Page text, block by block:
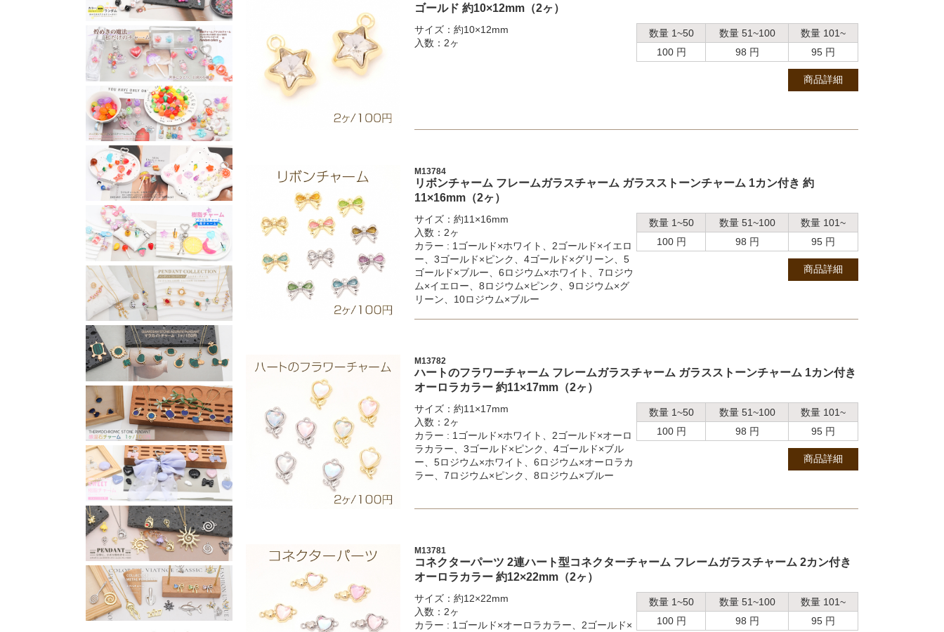
ゴールド 約10×12mm（2ヶ）
サイズ：約10×12mm
入数：2ヶ
数量 1~50 数量 51~100
数量 101~
100 円
98 円 95 円
商品詳細
M13784
リボンチャーム フレームガラスチャーム ガラスストーンチャーム 1カン付き 約
11×16mm（2ヶ）
サイズ：約11×16mm
入数：2ヶ
カラー : 1ゴールド×ホワイト、2ゴールド×イエロ
ー、3ゴールド×ピンク、4ゴールド×グリーン、5
ゴールド×ブルー、6ロジウム×ホワイト、7ロジウ
ム×イエロー、8ロジウム×ピンク、9ロジウム×グ
リーン、10ロジウム×ブルー
数量 1~50 数量 51~100
数量 101~
100 円
98 円 95 円
商品詳細
M13782
ハートのフラワーチャーム フレームガラスチャーム ガラスストーンチャーム 1カン付き
オーロラカラー 約11×17mm（2ヶ）
サイズ：約11×17mm
入数：2ヶ
カラー : 1ゴールド×ホワイト、2ゴールド×オーロ
ラカラー、3ゴールド×ピンク、4ゴールド×ブル
ー、5ロジウム×ホワイト、6ロジウム×オーロラカ
ラー、7ロジウム×ピンク、8ロジウム×ブルー
数量 1~50 数量 51~100
数量 101~
100 円
98 円 95 円
商品詳細
M13781
コネクターパーツ 2連ハート型コネクターチャーム フレームガラスチャーム 2カン付き
オーロラカラー 約12×22mm（2ヶ）
サイズ：約12×22mm
入数：2ヶ
カラー : 1ゴールド×オーロラカラー、2ゴールド×
数量 1~50 数量 51~100
数量 101~
100 円
98 円 95 円